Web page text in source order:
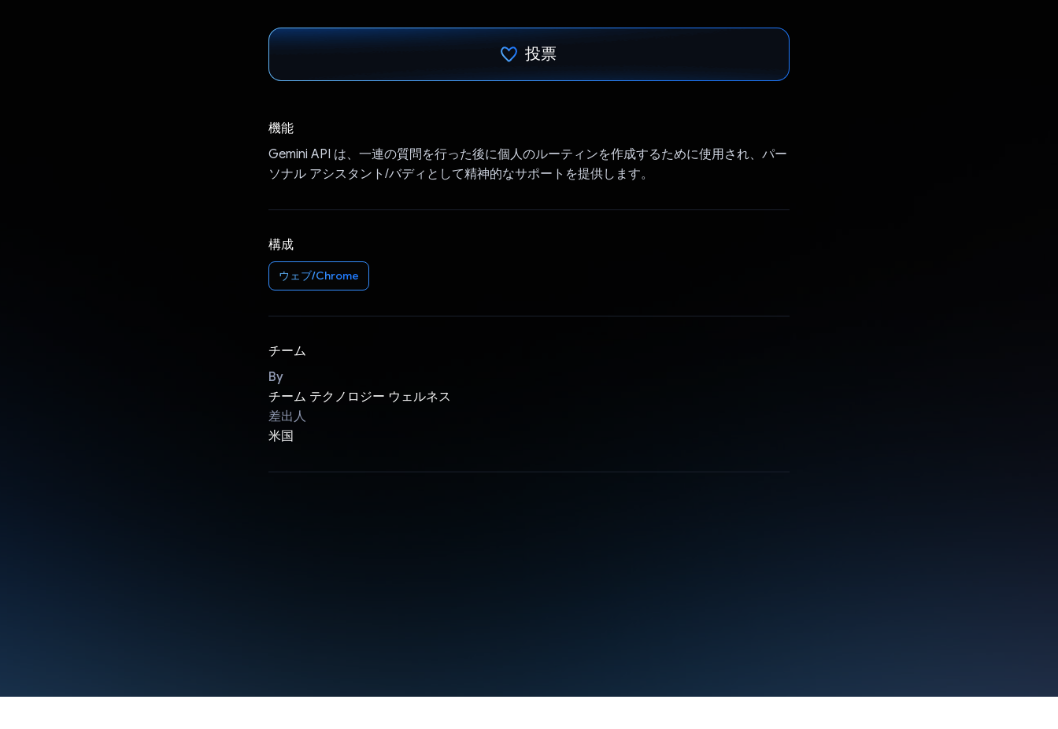
投票
機能
Gemini API は、一連の質問を行った後に個人のルーティンを作成するために使用され、パー
ソナル アシスタント/バディとして精神的なサポートを提供します。
構成
ウェブ/Chrome
チーム
By
チーム テクノロジー ウェルネス
差出人
米国